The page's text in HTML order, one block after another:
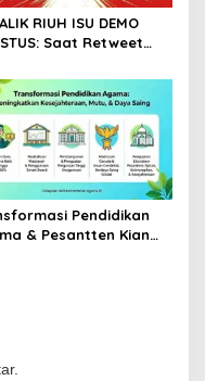
ISU DEMO
Saat Retweet
Pendidikan
& Pesantten Kian